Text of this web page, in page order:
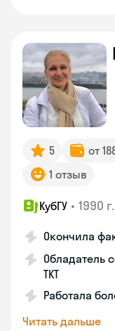
5 от
1 отзыв
КубГУ • 1990 г.
Окончила
Обладатель
TKT
Работала
Читать дальше